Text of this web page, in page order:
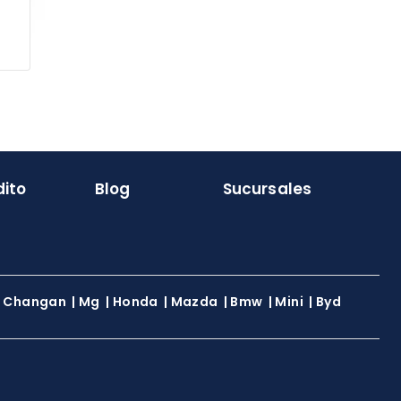
Blog Sucursales
Changan | Mg | Honda | Mazda | Bmw | Mini | Byd